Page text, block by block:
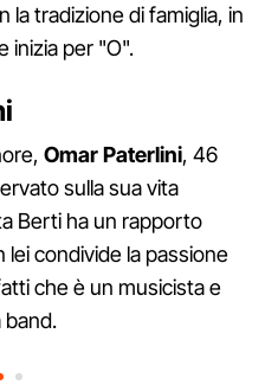
la tradizione di famiglia, in
inizia per "O".
Omar Paterlini, 46
sulla sua vita
Berti ha un rapporto
condivide la passione
che è un musicista e
band.